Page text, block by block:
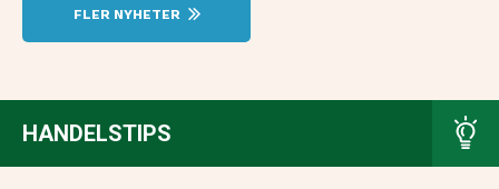
FLER NYHETER
HANDELSTIPS